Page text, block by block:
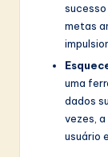
sucesso
metas
uma
dados
vezes,
usuário